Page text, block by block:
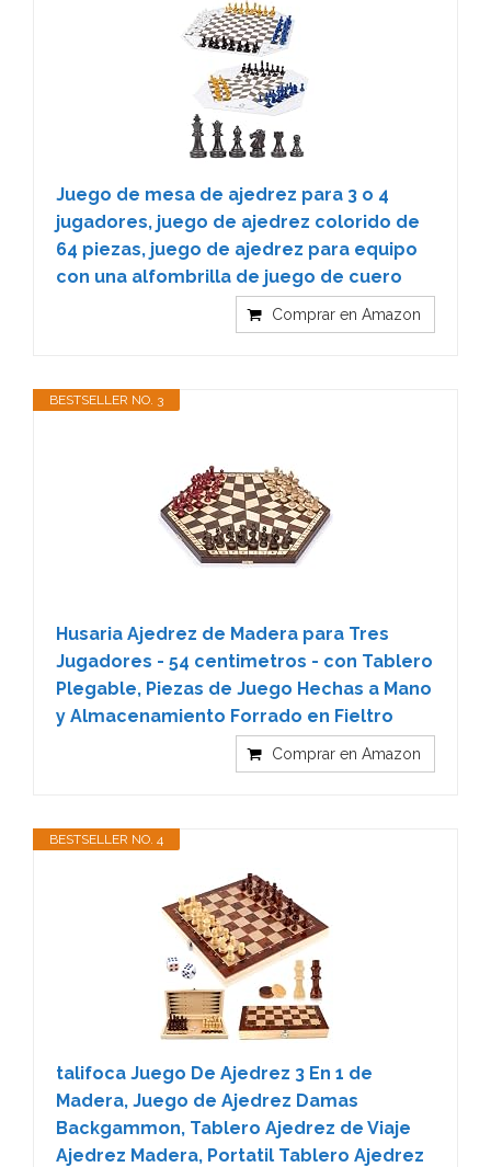
Juego de mesa de ajedrez para 3 o 4
jugadores, juego de ajedrez colorido de
64 piezas, juego de ajedrez para equipo
con una alfombrilla de juego de cuero
Comprar en Amazon
BESTSELLER NO. 3
Husaria Ajedrez de Madera para Tres
Jugadores - 54 centimetros - con Tablero
Plegable, Piezas de Juego Hechas a Mano
y Almacenamiento Forrado en Fieltro
Comprar en Amazon
BESTSELLER NO. 4
talifoca Juego De Ajedrez 3 En 1 de
Madera, Juego de Ajedrez Damas
Backgammon, Tablero Ajedrez de Viaje
Ajedrez Madera, Portatil Tablero Ajedrez